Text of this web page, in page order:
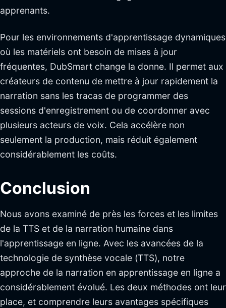
apprenants.
Pour les environnements d'apprentissage dynamiques
où les matériels ont besoin de mises à jour
fréquentes, DubSmart change la donne. Il permet aux
créateurs de contenu de mettre à jour rapidement la
narration sans les tracas de programmer des
sessions d'enregistrement ou de coordonner avec
plusieurs acteurs de voix. Cela accélère non
seulement la production, mais réduit également
considérablement les coûts.
Conclusion
Nous avons examiné de près les forces et les limites
de la TTS et de la narration humaine dans
l'apprentissage en ligne. Avec les avancées de la
technologie de synthèse vocale (TTS), notre
approche de la narration en apprentissage en ligne a
considérablement évolué. Les deux méthodes ont leur
place, et comprendre leurs avantages spécifiques